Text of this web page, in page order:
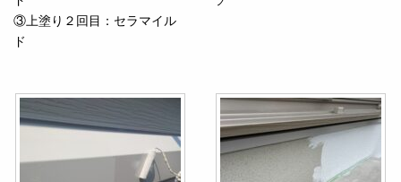
③上塗り２回目：セラマイル
ド